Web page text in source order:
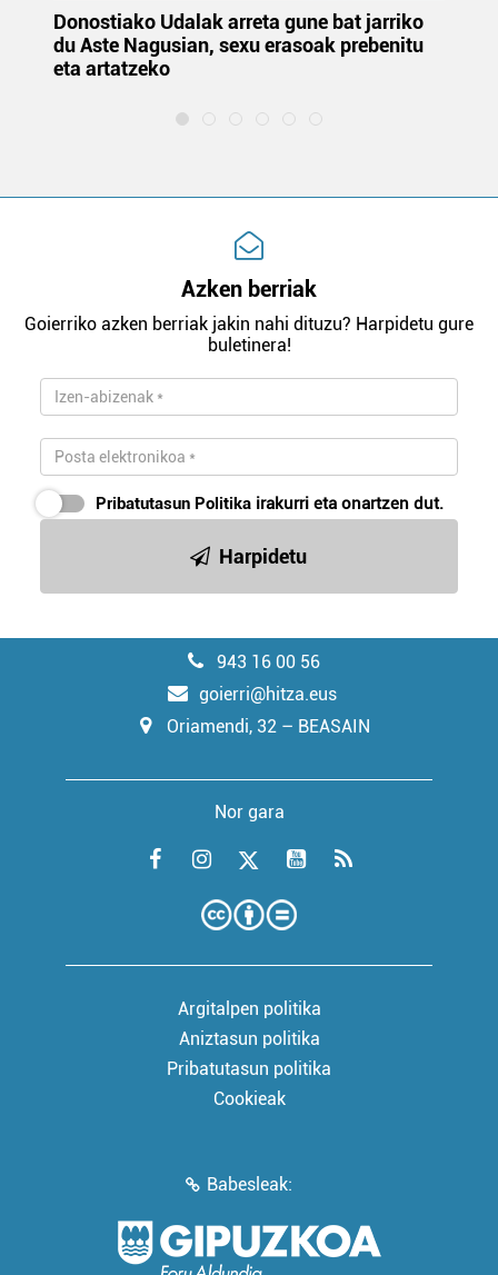
Donostiako Udalak arreta gune bat jarriko
du Aste Nagusian, sexu erasoak prebenitu
eta artatzeko
Azken berriak
Goierriko azken berriak jakin nahi dituzu? Harpidetu gure
buletinera!
Pribatutasun Politika irakurri eta onartzen dut.
Harpidetu
943 16 00 56
goierri@hitza.eus
Oriamendi, 32 – BEASAIN
Nor gara
Argitalpen politika
Aniztasun politika
Pribatutasun politika
Cookieak
Babesleak: